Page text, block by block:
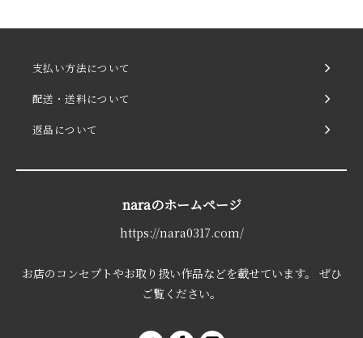
支払い方法について
配送・送料について
返品について
naraのホームページ
https://nara0317.com/
お店のコンセプトやお取り扱い作品などを載せています。 ぜひ
ご覧ください。